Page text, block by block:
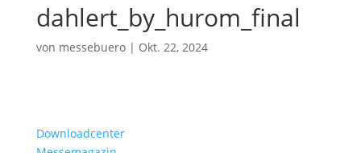
dahlert_by_hurom_final
von messebuero| Okt. 22, 2024
Downloadcenter